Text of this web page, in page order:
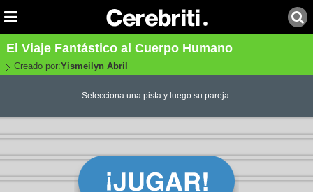
El Viaje Fantástico al Cuerpo Humano
Creado por:Yismeilyn Abril
Selecciona una pista y luego su pareja.